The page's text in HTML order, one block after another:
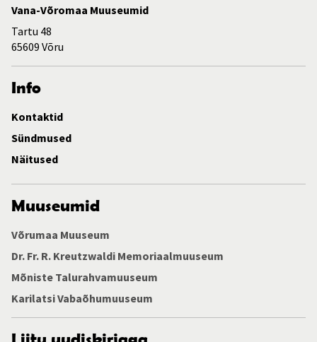
Vana-Võromaa Muuseumid
Tartu 48
65609 Võru
Info
Kontaktid
Sündmused
Näitused
Muuseumid
Võrumaa Muuseum
Dr. Fr. R. Kreutzwaldi Memoriaalmuuseum
Mõniste Talurahvamuuseum
Karilatsi Vabaõhumuuseum